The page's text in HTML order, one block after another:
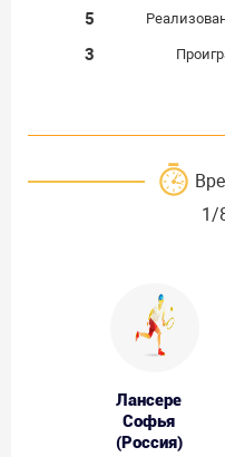
5
3
1/
Лансере
Софья
(Россия)